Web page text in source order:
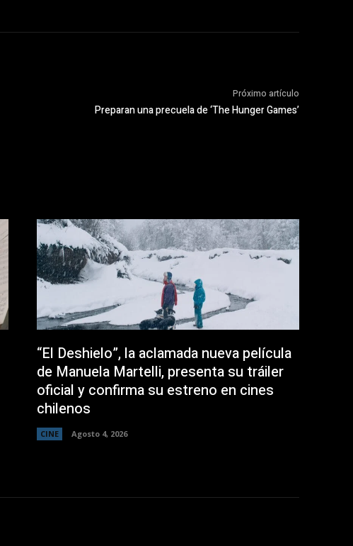
Próximo artículo
Preparan una precuela de ‘The Hunger Games’
“El Deshielo”, la aclamada nueva película
de Manuela Martelli, presenta su tráiler
oficial y confirma su estreno en cines
chilenos
CINE Agosto 4, 2026